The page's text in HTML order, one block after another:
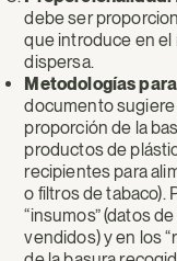
debe ser
que introduce en el
dispersa.
Metodologías
documento
proporción de la
productos de
recipientes para
o filtros de tabaco).
“insumos” (datos
vendidos) y en los